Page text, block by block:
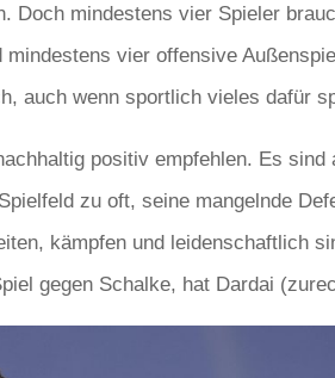
Doch mindestens vier Spieler
vier offensive
auch wenn sportlich vieles dafür
positiv empfehlen. Es sind
zu oft, seine mangelnde
kämpfen und leidenschaftlich
gegen Schalke, hat Dardai